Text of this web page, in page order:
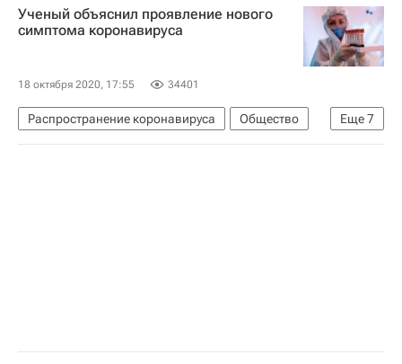
Ученый объяснил проявление нового
симптома коронавируса
18 октября 2020, 17:55 34401
Еще7
Распространение коронавируса
Общество
Здоровье - Общество
Коронавирус COVID-19